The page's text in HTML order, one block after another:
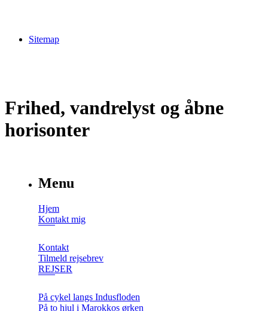
Sitemap
Frihed, vandrelyst og åbne
horisonter
Menu
Hjem
Kontakt mig
Kontakt
Tilmeld rejsebrev
REJSER
På cykel langs Indusfloden
På to hjul i Marokkos ørken